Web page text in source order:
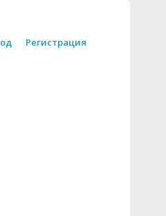
Регистрация